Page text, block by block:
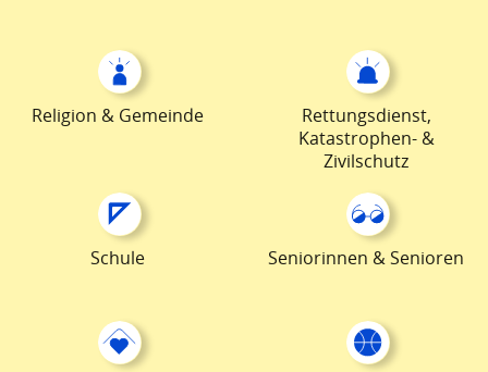
Religion & Gemeinde
Rettungsdienst,
Katastrophen- &
Zivilschutz
Schule Seniorinnen & Senioren